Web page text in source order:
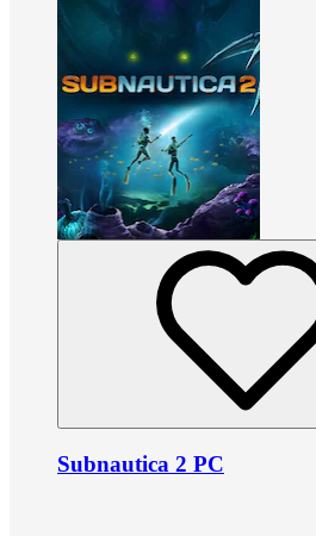
Subnautica 2 PC